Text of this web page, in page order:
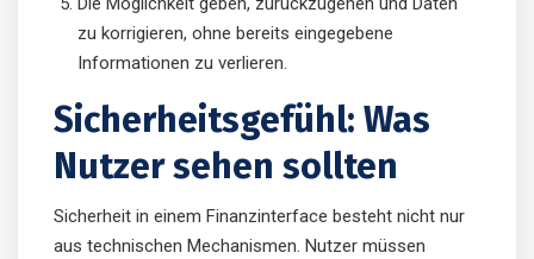
zu korrigieren, ohne bereits eingegebene
Informationen zu verlieren.
Sicherheitsgefühl: Was
Nutzer sehen sollten
Sicherheit in einem Finanzinterface besteht nicht nur
aus technischen Mechanismen. Nutzer müssen